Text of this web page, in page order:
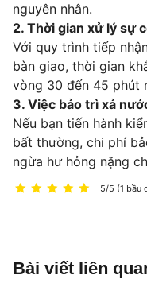
nguyên nhân.
2. Thời gian xử lý sự
Với quy trình tiếp
bàn giao, thời gian
vòng 30 đến 45 phút
3. Việc bảo trì xả
Nếu bạn tiến hành
bất thường, chi phí
ngừa hư hỏng nặng
5/5 (1 bầu
Bài viết liên